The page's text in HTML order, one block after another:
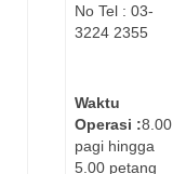
No Tel : 03-
3224 2355
Waktu
Operasi :8.00
pagi hingga
5.00 petang